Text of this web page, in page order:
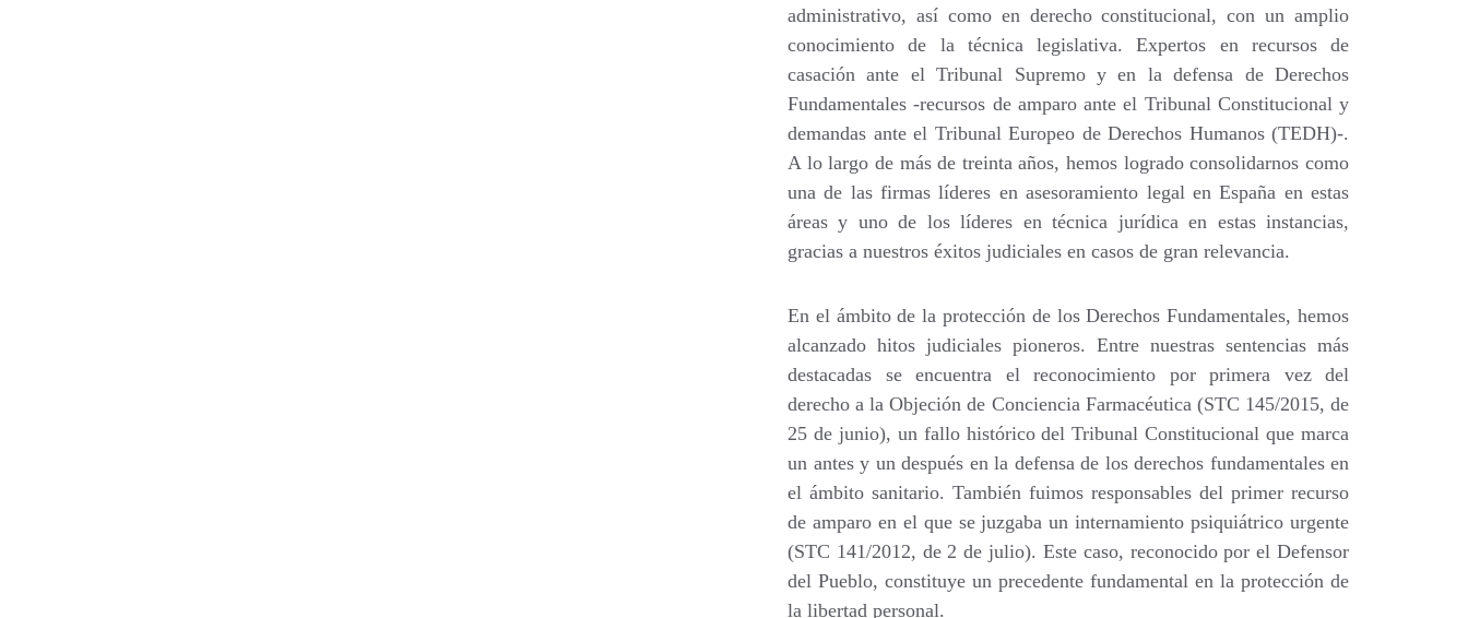
administrativo, así como en derecho constitucional, con un amplio
conocimiento de la técnica legislativa. Expertos en recursos de
casación ante el Tribunal Supremo y en la defensa de Derechos
Fundamentales -recursos de amparo ante el Tribunal Constitucional y
demandas ante el Tribunal Europeo de Derechos Humanos (TEDH)-.
A lo largo de más de treinta años, hemos logrado consolidarnos como
una de las firmas líderes en asesoramiento legal en España en estas
áreas y uno de los líderes en técnica jurídica en estas instancias,
gracias a nuestros éxitos judiciales en casos de gran relevancia.
En el ámbito de la protección de los Derechos Fundamentales, hemos
alcanzado hitos judiciales pioneros. Entre nuestras sentencias más
destacadas se encuentra el reconocimiento por primera vez del
derecho a la Objeción de Conciencia Farmacéutica (STC 145/2015, de
25 de junio), un fallo histórico del Tribunal Constitucional que marca
un antes y un después en la defensa de los derechos fundamentales en
el ámbito sanitario. También fuimos responsables del primer recurso
de amparo en el que se juzgaba un internamiento psiquiátrico urgente
(STC 141/2012, de 2 de julio). Este caso, reconocido por el Defensor
del Pueblo, constituye un precedente fundamental en la protección de
la libertad personal.